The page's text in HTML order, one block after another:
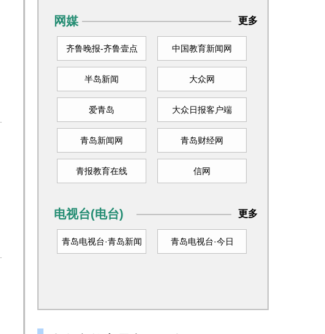
网媒 更多
齐鲁晚报-齐鲁壹点 中国教育新闻网
半岛新闻 大众网
爱青岛 大众日报客户端
青岛新闻网 青岛财经网
青报教育在线 信网
电视台(电台) 更多
青岛电视台·青岛新闻 青岛电视台·今日